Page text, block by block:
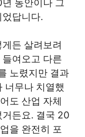
동안이나 그
답니다.
든 살려보려
여오고 다른
노렸지만 결과
너무나 치열했
도 산업 자체
든요. 결국 20
을 완전히 포